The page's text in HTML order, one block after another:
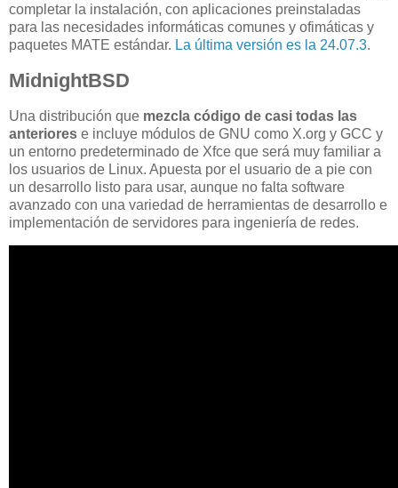
completar la instalación, con aplicaciones preinstaladas
para las necesidades informáticas comunes y ofimáticas y
paquetes MATE estándar. La última versión es la 24.07.3.
MidnightBSD
Una distribución que mezcla código de casi todas las
anteriores e incluye módulos de GNU como X.org y GCC y
un entorno predeterminado de Xfce que será muy familiar a
los usuarios de Linux. Apuesta por el usuario de a pie con
un desarrollo listo para usar, aunque no falta software
avanzado con una variedad de herramientas de desarrollo e
implementación de servidores para ingeniería de redes.